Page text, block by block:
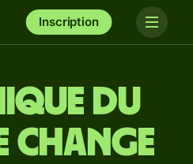
Inscription
du
change